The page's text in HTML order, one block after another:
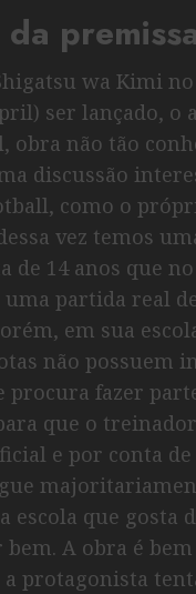
da
wa Kimi
ser lançado, o
obra não tão
discussão
como o
vez temos
de 14 anos que
partida real
em sua
não possuem
procura fazer
que o
e por conta
escola que gosta
A obra é
protagonista